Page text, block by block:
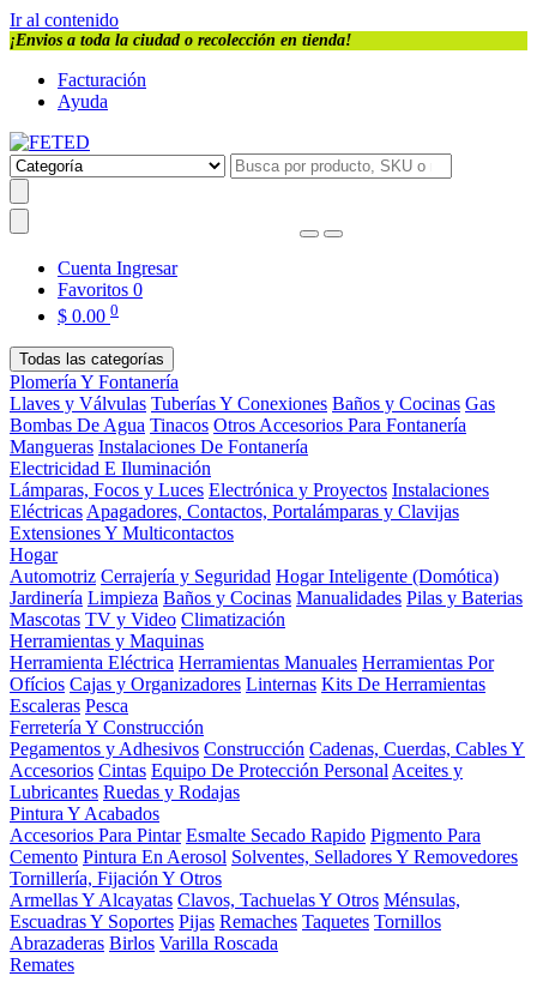
Ir al contenido
¡Envios a toda la ciudad o recolección en tienda!
Facturación
Ayuda
Cuenta Ingresar
Favoritos 0
$ 0.00 0
Todas las categorías
Plomería Y Fontanería
Llaves y Válvulas Tuberías Y Conexiones Baños y Cocinas Gas
Bombas De Agua Tinacos Otros Accesorios Para Fontanería
Mangueras Instalaciones De Fontanería
Electricidad E Iluminación
Lámparas, Focos y Luces Electrónica y Proyectos Instalaciones
Eléctricas Apagadores, Contactos, Portalámparas y Clavijas
Extensiones Y Multicontactos
Hogar
Automotriz Cerrajería y Seguridad Hogar Inteligente (Domótica)
Jardinería Limpieza Baños y Cocinas Manualidades Pilas y Baterias
Mascotas TV y Video Climatización
Herramientas y Maquinas
Herramienta Eléctrica Herramientas Manuales Herramientas Por
Ofícios Cajas y Organizadores Linternas Kits De Herramientas
Escaleras Pesca
Ferretería Y Construcción
Pegamentos y Adhesivos Construcción Cadenas, Cuerdas, Cables Y
Accesorios Cintas Equipo De Protección Personal Aceites y
Lubricantes Ruedas y Rodajas
Pintura Y Acabados
Accesorios Para Pintar Esmalte Secado Rapido Pigmento Para
Cemento Pintura En Aerosol Solventes, Selladores Y Removedores
Tornillería, Fijación Y Otros
Armellas Y Alcayatas Clavos, Tachuelas Y Otros Ménsulas,
Escuadras Y Soportes Pijas Remaches Taquetes Tornillos
Abrazaderas Birlos Varilla Roscada
Remates